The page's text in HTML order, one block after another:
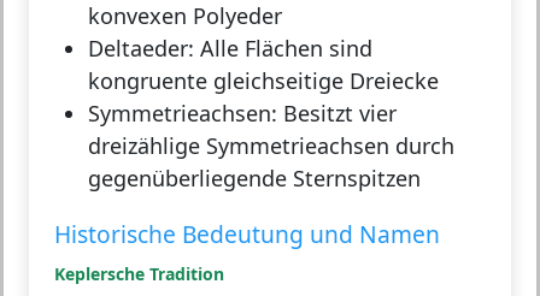
konvexen Polyeder
Deltaeder: Alle Flächen sind
kongruente gleichseitige Dreiecke
Symmetrieachsen: Besitzt vier
dreizählige Symmetrieachsen durch
gegenüberliegende Sternspitzen
Historische Bedeutung und Namen
Keplersche Tradition